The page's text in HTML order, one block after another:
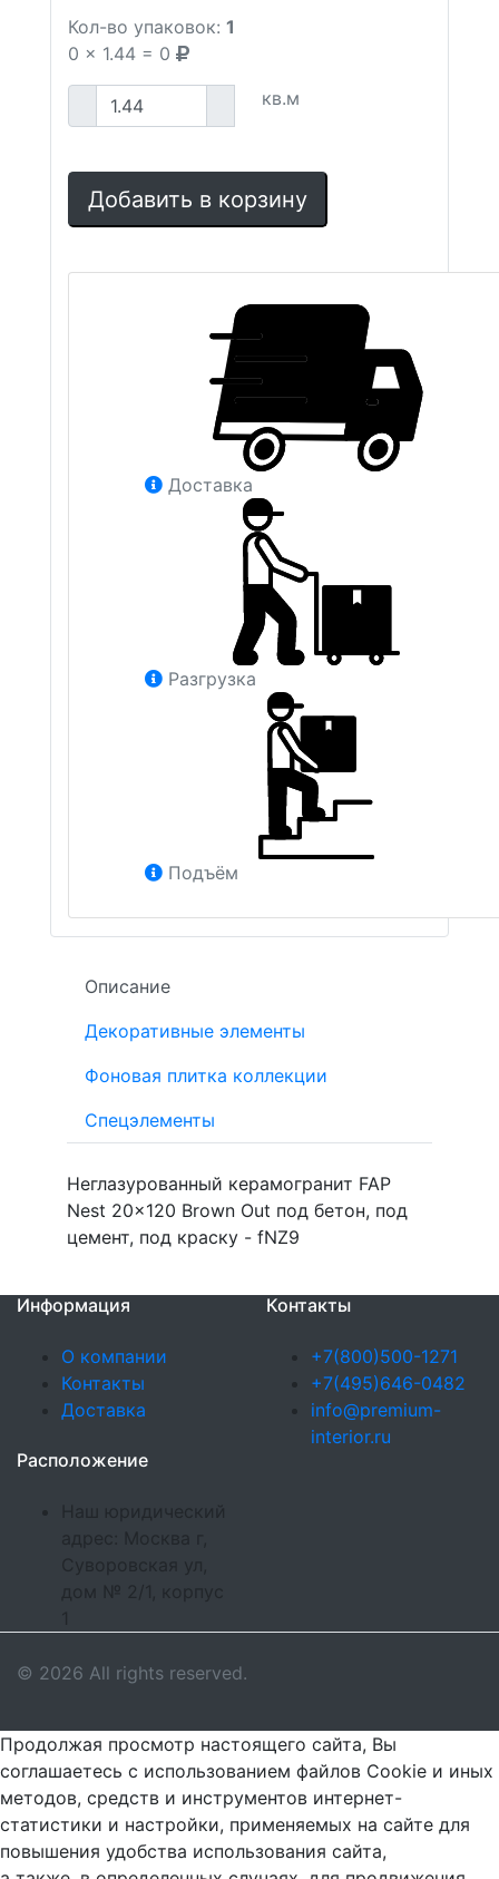
Кол-во упаковок: 1
0 x 1.44 = 0
кв.м
Добавить в корзину
Доставка
Разгрузка
Подъём
Описание
Декоративные элементы
Фоновая плитка коллекции
Спецэлементы
Неглазурованный керамогранит FAP
Nest 20x120 Brown Out под бетон, под
цемент, под краску - fNZ9
Информация
О компании
Контакты
Доставка
Контакты
+7(800)500-1271
+7(495)646-0482
info@premium-
interior.ru
Расположение
Наш юридический
адрес: Москва г,
Суворовская ул,
дом № 2/1, корпус
© 2026 All rights reserved.
Продолжая просмотр настоящего сайта, Вы
соглашаетесь с использованием файлов Cookie и иных
методов, средств и инструментов интернет-
статистики и настройки, применяемых на сайте для
повышения удобства использования сайта,